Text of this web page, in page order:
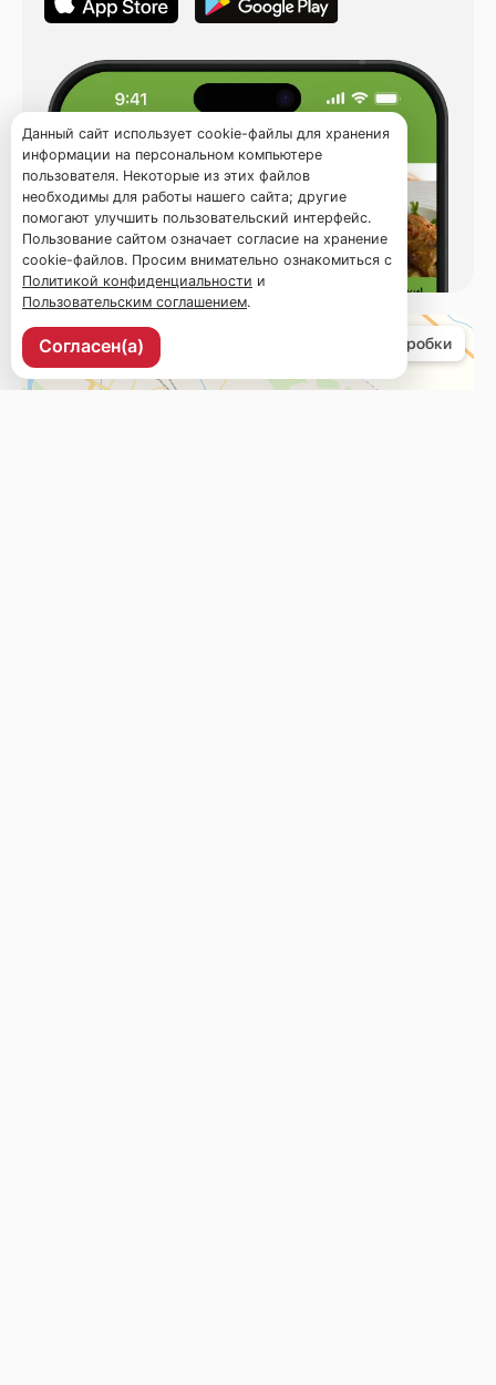
Данный сайт использует cookie-файлы для хранения
информации на персональном компьютере
пользователя. Некоторые из этих файлов
необходимы для работы нашего сайта; другие
помогают улучшить пользовательский интерфейс.
Пользование сайтом означает согласие на хранение
cookie-файлов. Просим внимательно ознакомиться с
Политикой конфиденциальности и
Пользовательским соглашением.
Согласен(а)